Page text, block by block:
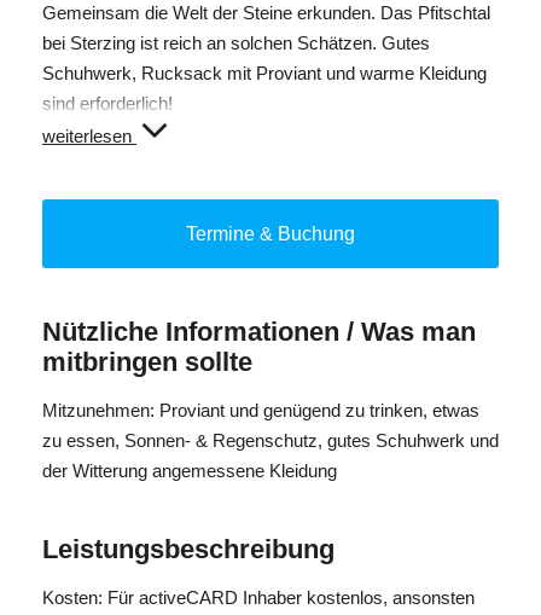
Gemeinsam die Welt der Steine erkunden. Das Pfitschtal
bei Sterzing ist reich an solchen Schätzen. Gutes
Schuhwerk, Rucksack mit Proviant und warme Kleidung
sind erforderlich!
Treffpunkt vor dem Hotel Dorfwirt in Pfitsch
Bei schönem Wetter fahren wir ca. 9 km mit dem Auto bis
Dauer: Gehzeit 1,5 h; insgesamte Dauer: 5 – 6 Stunden;
Rückweg: 1h
Höhenmeterdifferenz: 500m
Teilnehmeranzahl: min. 4 und max. 20 Personen
weiterlesen
Termine & Buchung
Nützliche Informationen / Was man
mitbringen sollte
Mitzunehmen: Proviant und genügend zu trinken, etwas
zu essen, Sonnen- & Regenschutz, gutes Schuhwerk und
der Witterung angemessene Kleidung
Leistungsbeschreibung
Kosten: Für activeCARD Inhaber kostenlos, ansonsten